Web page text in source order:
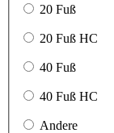
20 Fuß
20 Fuß HC
40 Fuß
40 Fuß HC
Andere